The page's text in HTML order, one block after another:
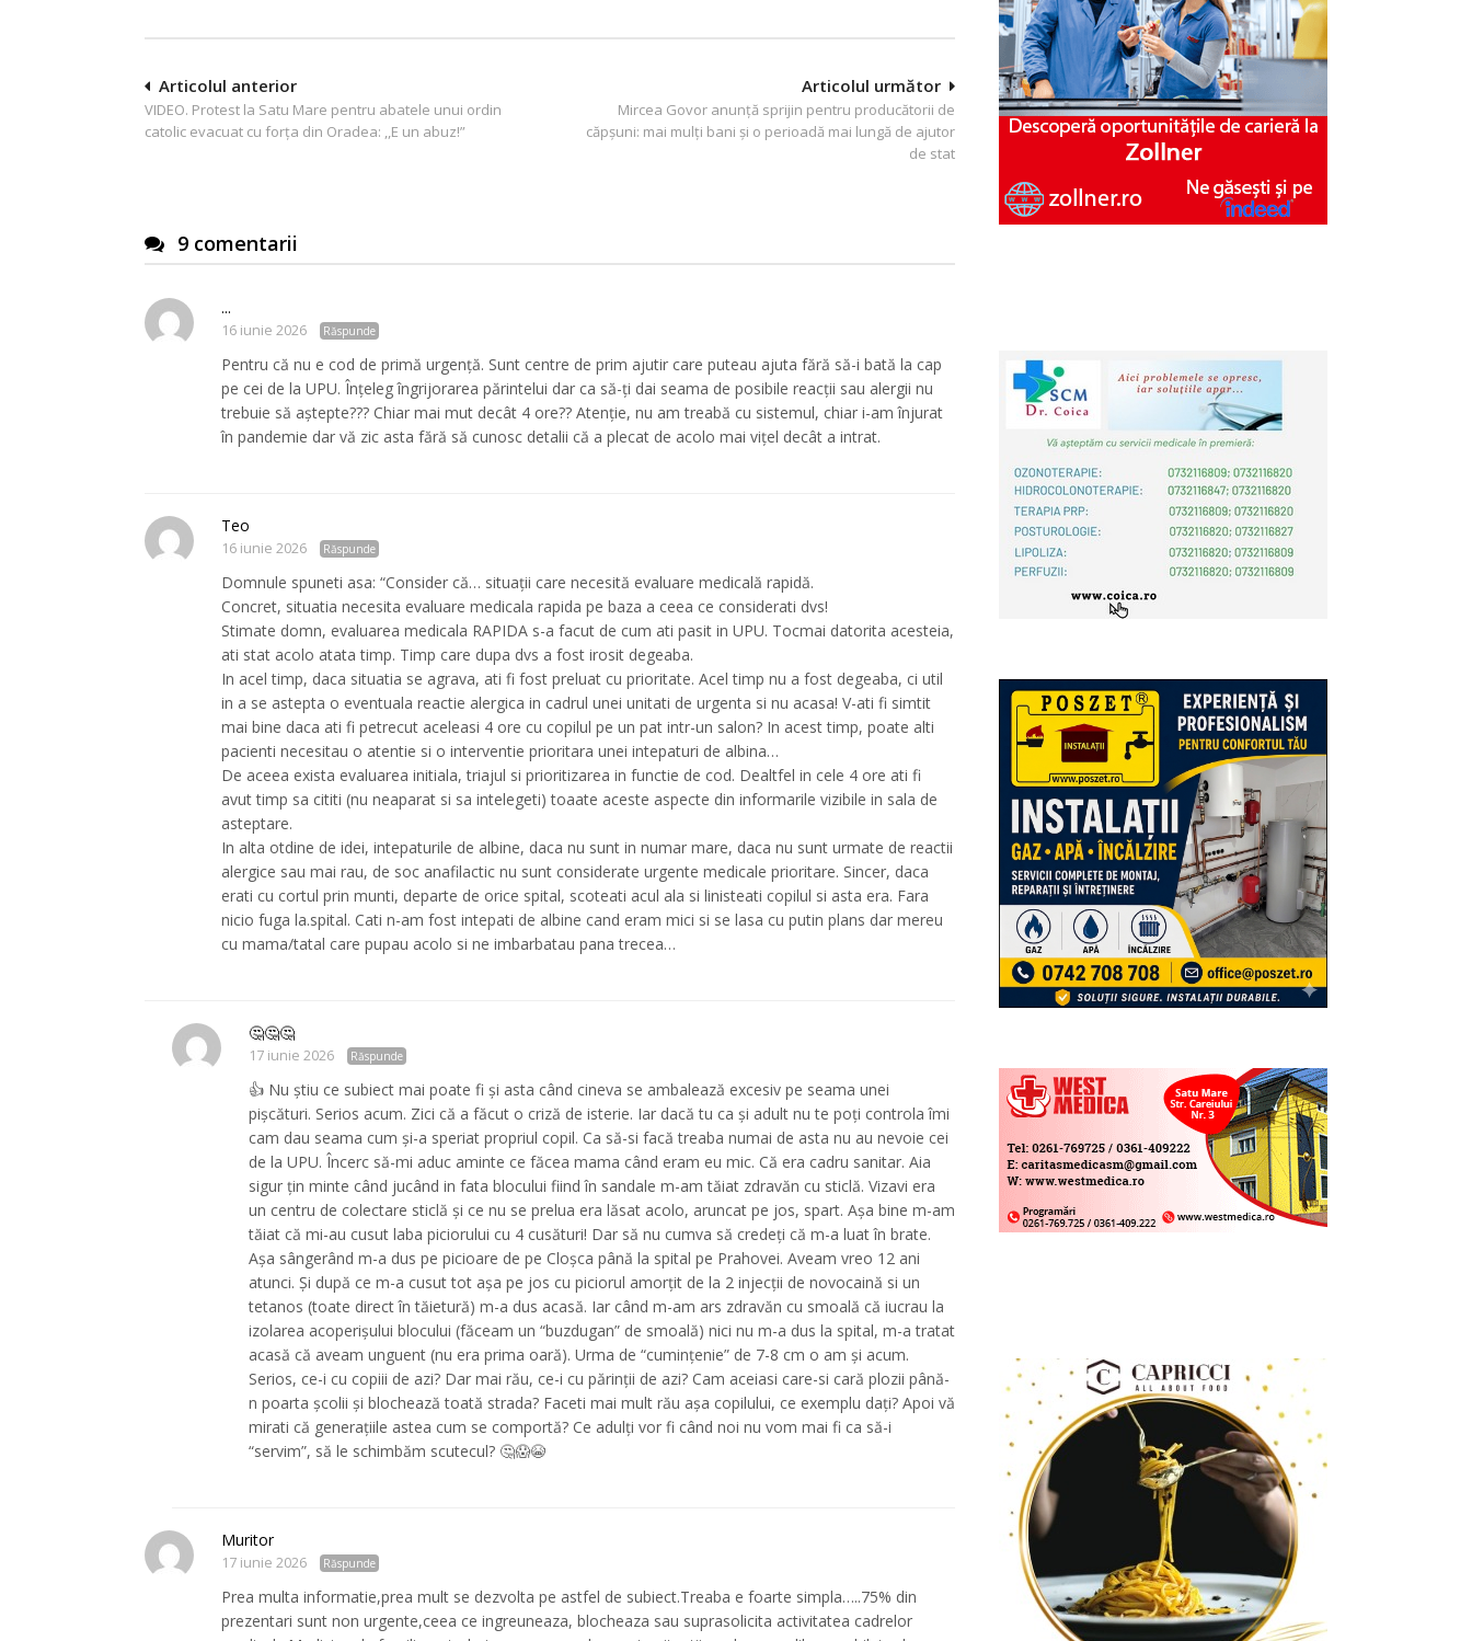
Navigare
în
Articolul următor
Mircea Govor anunță sprijin pentru producătorii de
căpșuni: mai mulți bani și o perioadă mai lungă de ajutor
de stat
Articolul anterior
VIDEO. Protest la Satu Mare pentru abatele unui ordin
catolic evacuat cu forța din Oradea: ,,E un abuz!”
9 comentarii
...
16 iunie 2026 Răspunde
Pentru că nu e cod de primă urgență. Sunt centre de prim ajutir care puteau ajuta fără să-i bată la cap
pe cei de la UPU. Înțeleg îngrijorarea părintelui dar ca să-ți dai seama de posibile reacții sau alergii nu
trebuie să aștepte??? Chiar mai mut decât 4 ore?? Atenție, nu am treabă cu sistemul, chiar i-am înjurat
în pandemie dar vă zic asta fără să cunosc detalii că a plecat de acolo mai vițel decât a intrat.
Teo
16 iunie 2026 Răspunde
Domnule spuneti asa: “Consider că… situații care necesită evaluare medicală rapidă.
Concret, situatia necesita evaluare medicala rapida pe baza a ceea ce considerati dvs!
Stimate domn, evaluarea medicala RAPIDA s-a facut de cum ati pasit in UPU. Tocmai datorita acesteia,
ati stat acolo atata timp. Timp care dupa dvs a fost irosit degeaba.
In acel timp, daca situatia se agrava, ati fi fost preluat cu prioritate. Acel timp nu a fost degeaba, ci util
in a se astepta o eventuala reactie alergica in cadrul unei unitati de urgenta si nu acasa! V-ati fi simtit
mai bine daca ati fi petrecut aceleasi 4 ore cu copilul pe un pat intr-un salon? In acest timp, poate alti
pacienti necesitau o atentie si o interventie prioritara unei intepaturi de albina…
De aceea exista evaluarea initiala, triajul si prioritizarea in functie de cod. Dealtfel in cele 4 ore ati fi
avut timp sa cititi (nu neaparat si sa intelegeti) toaate aceste aspecte din informarile vizibile in sala de
asteptare.
In alta otdine de idei, intepaturile de albine, daca nu sunt in numar mare, daca nu sunt urmate de reactii
alergice sau mai rau, de soc anafilactic nu sunt considerate urgente medicale prioritare. Sincer, daca
erati cu cortul prin munti, departe de orice spital, scoteati acul ala si linisteati copilul si asta era. Fara
nicio fuga la.spital. Cati n-am fost intepati de albine cand eram mici si se lasa cu putin plans dar mereu
cu mama/tatal care pupau acolo si ne imbarbatau pana trecea…
🤔🤔🤔
17 iunie 2026 Răspunde
👍 Nu știu ce subiect mai poate fi și asta când cineva se ambalează excesiv pe seama unei
pișcături. Serios acum. Zici că a făcut o criză de isterie. Iar dacă tu ca și adult nu te poți controla îmi
cam dau seama cum și-a speriat propriul copil. Ca să-si facă treaba numai de asta nu au nevoie cei
de la UPU. Încerc să-mi aduc aminte ce făcea mama când eram eu mic. Că era cadru sanitar. Aia
sigur țin minte când jucând in fata blocului fiind în sandale m-am tăiat zdravăn cu sticlă. Vizavi era
un centru de colectare sticlă și ce nu se prelua era lăsat acolo, aruncat pe jos, spart. Așa bine m-am
tăiat că mi-au cusut laba piciorului cu 4 cusături! Dar să nu cumva să credeți că m-a luat în brate.
Așa sângerând m-a dus pe picioare de pe Cloșca până la spital pe Prahovei. Aveam vreo 12 ani
atunci. Și după ce m-a cusut tot așa pe jos cu piciorul amorțit de la 2 injecții de novocaină si un
tetanos (toate direct în tăietură) m-a dus acasă. Iar când m-am ars zdravăn cu smoală că iucrau la
izolarea acoperișului blocului (făceam un “buzdugan” de smoală) nici nu m-a dus la spital, m-a tratat
acasă că aveam unguent (nu era prima oară). Urma de “cumințenie” de 7-8 cm o am și acum.
Serios, ce-i cu copiii de azi? Dar mai rău, ce-i cu părinții de azi? Cam aceiasi care-si cară plozii până-
n poarta școlii și blochează toată strada? Faceti mai mult rău așa copilului, ce exemplu dați? Apoi vă
mirati că generațiile astea cum se comportă? Ce adulți vor fi când noi nu vom mai fi ca să-i
“servim”, să le schimbăm scutecul? 🤔😱😭
Muritor
17 iunie 2026 Răspunde
Prea multa informatie,prea mult se dezvolta pe astfel de subiect.Treaba e foarte simpla…..75% din
prezentari sunt non urgente,ceea ce ingreuneaza, blocheaza sau suprasolicita activitatea cadrelor